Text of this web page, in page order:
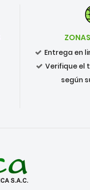
Entrega en
Verifique el
según